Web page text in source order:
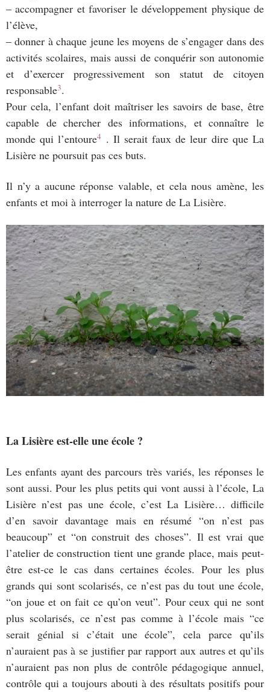
– accompagner et favoriser le développement physique de
l’élève,
– donner à chaque jeune les moyens de s’engager dans des
activités scolaires, mais aussi de conquérir son autonomie
et d’exercer progressivement son statut de citoyen
responsable3.
Pour cela, l’enfant doit maîtriser les savoirs de base, être
capable de chercher des informations, et connaître le
monde qui l’entoure4 . Il serait faux de leur dire que La
Lisière ne poursuit pas ces buts.
Il n’y a aucune réponse valable, et cela nous amène, les
enfants et moi à interroger la nature de La Lisière.
La Lisière est-elle une école ?
Les enfants ayant des parcours très variés, les réponses le
sont aussi. Pour les plus petits qui vont aussi à l’école, La
Lisière n’est pas une école, c’est La Lisière… difficile
d’en savoir davantage mais en résumé “on n’est pas
beaucoup” et “on construit des choses”. Il est vrai que
l’atelier de construction tient une grande place, mais peut-
être est-ce le cas dans certaines écoles. Pour les plus
grands qui sont scolarisés, ce n’est pas du tout une école,
“on joue et on fait ce qu’on veut”. Pour ceux qui ne sont
plus scolarisés, ce n’est pas comme à l’école mais “ce
serait génial si c’était une école”, cela parce qu’ils
n’auraient pas à se justifier par rapport aux autres et qu’ils
n’auraient pas non plus de contrôle pédagogique annuel,
contrôle qui a toujours abouti à des résultats positifs pour